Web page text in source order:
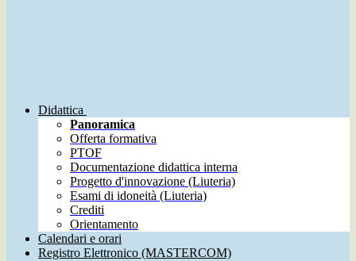
Didattica
Panoramica
Offerta formativa
PTOF
Documentazione didattica interna
Progetto d'innovazione (Liuteria)
Esami di idoneità (Liuteria)
Crediti
Orientamento
Calendari e orari
Registro Elettronico (MASTERCOM)